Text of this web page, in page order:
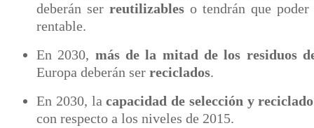
deberán ser reutilizables o tendrán que poder
rentable.
En 2030, más de la mitad de los residuos
Europa deberán ser reciclados.
En 2030, lacapacidad de selección y reciclado
con respecto a los niveles de 2015.